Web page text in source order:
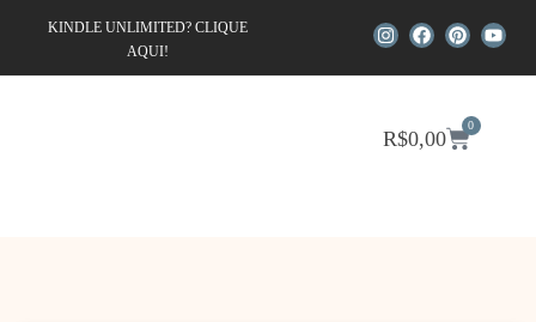
KINDLE UNLIMITED? CLIQUE
AQUI!
R$0,00
0